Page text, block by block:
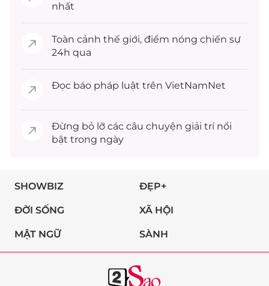
nhất
Toàn cảnh thế giới, điểm nóng chiến sự
24h qua
Đọc báo pháp luật trên VietNamNet
Đừng bỏ lỡ các câu chuyện giải trínổi
bật trong ngày
SHOWBIZ ĐẸP+
ĐỜI SỐNG XÃ HỘI
MẬT NGỮ SÀNH